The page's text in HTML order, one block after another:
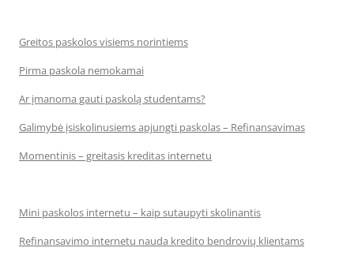
Greitos paskolos visiems norintiems
Pirma paskola nemokamai
Ar įmanoma gauti paskolą studentams?
Galimybė įsiskolinusiems apjungti paskolas – Refinansavimas
Momentinis – greitasis kreditas internetu
Mini paskolos internetu – kaip sutaupyti skolinantis
Refinansavimo internetu nauda kredito bendrovių klientams